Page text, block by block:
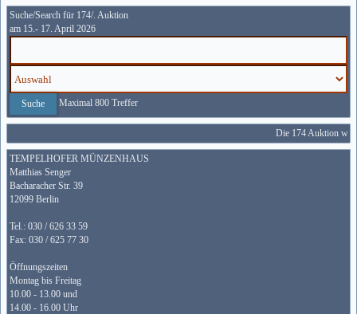
Suche/Search für 174/. Auktion
am 15.- 17. April 2026
Maximal 800 Treffer
Die 174 Auktion
TEMPELHOFER MÜNZENHAUS
Matthias Senger
Bacharacher Str. 39
12099 Berlin
Tel.: 030 / 626 33 59
Fax: 030 / 625 77 30
Öffnungszeiten
Montag bis Freitag
10.00 - 13.00 und
14.00 - 16.00 Uhr